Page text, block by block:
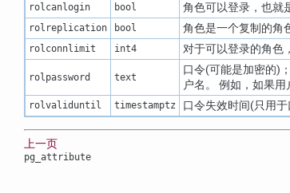
rolcanlogin bool 角色可以登录，也就
rolreplication bool 角色是一个复制的角
rolconnlimit int4 对于可以登录的角色
rolpassword text
口令(可能是加密的)
户名。 例如，如果用
rolvaliduntil timestamptz 口令失效时间(只用
上一页
pg_attribute